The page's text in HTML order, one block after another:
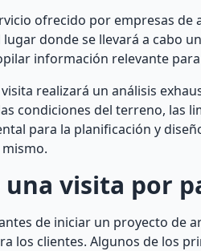
ofrecido por empresas
donde se llevará a cabo
información relevante
realizará un análisis
condiciones del terreno, las
para la planificación y
una visita por
de iniciar un proyecto
los clientes. Algunos de los